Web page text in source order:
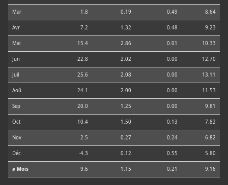
Mar 1.8 0.19 0.49 8.64
Avr 7.2 1.32 0.48 9.23
Mai 15.4 2.86 0.01 10.33
Jun 22.8 2.02 0.00 12.70
Juil 25.6 2.08 0.00 13.11
Aoû 24.1 2.00 0.00 11.53
Sep 20.0 1.25 0.00 9.81
Oct 10.4 1.50 0.13 7.82
Nov 2.5 0.27 0.24 6.82
Déc -4.3 0.12 0.55 5.80
⌀ Mois 9.6 1.15 0.21 9.16